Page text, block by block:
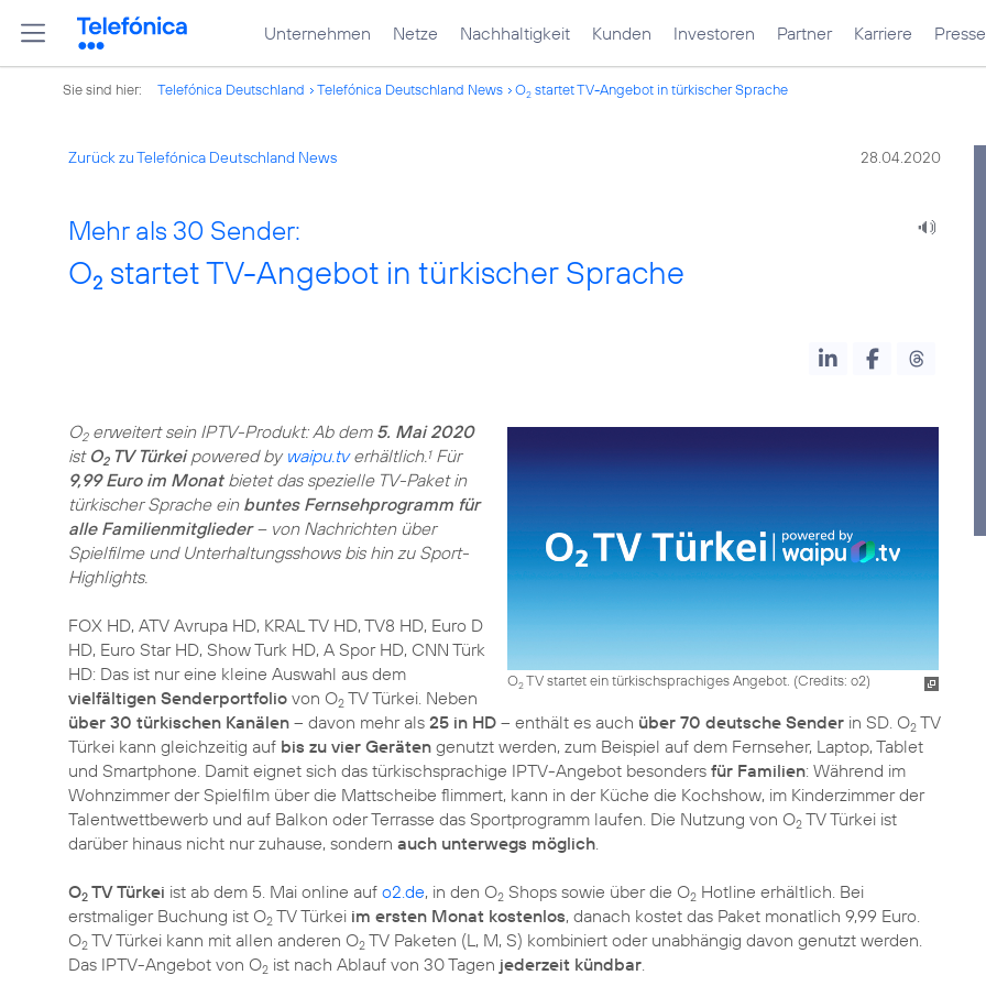
Unternehmen Netze Nachhaltigkeit Kunden Investoren Partner Karriere Presse
Sie sind hier: Telefónica Deutschland Telefónica Deutschland News O2 startet TV-Angebot in türkischer Sprache
Zurück zu Telefónica Deutschland News 28.04.2020
Mehr als 30 Sender:
O2 startet TV-Angebot in türkischer Sprache
O2TV startet ein türkischsprachiges Angebot. (Credits: o2)
O2erweitert sein IPTV-Produkt: Ab dem 5. Mai 2020
ist O2TV Türkeipowered by waipu.tverhältlich.1Für
9,99 Euro im Monatbietet das spezielle TV-Paket in
türkischer Sprache ein buntes Fernsehprogramm für
alle Familienmitglieder– von Nachrichten über
Spielfilme und Unterhaltungsshows bis hin zu Sport-
Highlights.
FOX HD, ATV Avrupa HD, KRAL TV HD, TV8 HD, Euro D
HD, Euro Star HD, Show Turk HD, A Spor HD, CNN Türk
HD: Das ist nur eine kleine Auswahl aus dem
vielfältigen Senderportfolio von O2 TV Türkei. Neben
über 30 türkischen Kanälen – davon mehr als 25 in HD – enthält es auch über 70 deutsche Sender in SD. O2 TV
Türkei kann gleichzeitig auf bis zu vier Geräten genutzt werden, zum Beispiel auf dem Fernseher, Laptop, Tablet
und Smartphone. Damit eignet sich das türkischsprachige IPTV-Angebot besonders für Familien: Während im
Wohnzimmer der Spielfilm über die Mattscheibe flimmert, kann in der Küche die Kochshow, im Kinderzimmer der
Talentwettbewerb und auf Balkon oder Terrasse das Sportprogramm laufen. Die Nutzung von O2 TV Türkei ist
darüber hinaus nicht nur zuhause, sondern auch unterwegs möglich.
O2 TV Türkei ist ab dem 5. Mai online auf o2.de, in den O2 Shops sowie über die O2 Hotline erhältlich. Bei
erstmaliger Buchung ist O2 TV Türkei im ersten Monat kostenlos, danach kostet das Paket monatlich 9,99 Euro.
O2 TV Türkei kann mit allen anderen O2 TV Paketen (L, M, S) kombiniert oder unabhängig davon genutzt werden.
Das IPTV-Angebot von O2 ist nach Ablauf von 30 Tagen jederzeit kündbar.